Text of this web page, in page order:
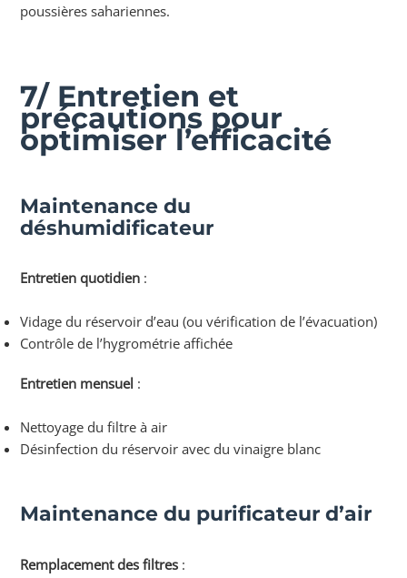
poussières sahariennes.
7/ Entretien et
précautions pour
optimiser l’efficacité
Maintenance du
déshumidificateur
Entretien quotidien :
Vidage du réservoir d’eau (ou vérification de l’évacuation)
Contrôle de l’hygrométrie affichée
Entretien mensuel :
Nettoyage du filtre à air
Désinfection du réservoir avec du vinaigre blanc
Maintenance du purificateur d’air
Remplacement des filtres :